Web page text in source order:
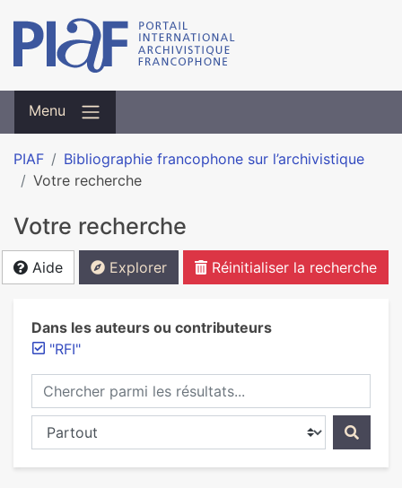
Menu
PIAF
Bibliographie francophone sur l’archivistique
Votre recherche
Votre recherche
Aide Explorer Réinitialiser la recherche
Dans les auteurs ou contributeurs
"RFI"
Chercher parmi les résultats...
Chercher dans...